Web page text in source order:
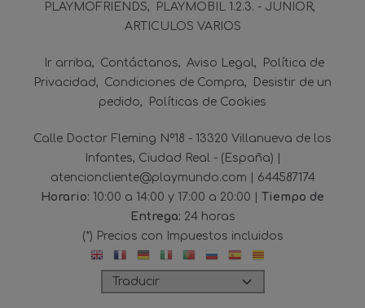
PLAYMOFRIENDS
PLAYMOBIL 1.2.3. - JUNIOR
ARTICULOS VARIOS
Ir arriba Contáctanos Aviso Legal
Política de
Privacidad
Condiciones de Compra
Desistir de un
pedido
Políticas de Cookies
Calle Doctor Fleming Nº18 - 13320 Villanueva de los
Infantes, Ciudad Real - (España) |
atencioncliente@playmundo.com | 644587174
Horario: 10:00 a 14:00 y 17:00 a 20:00 | Tiempo de
Entrega: 24 horas
(*) Precios con Impuestos incluidos